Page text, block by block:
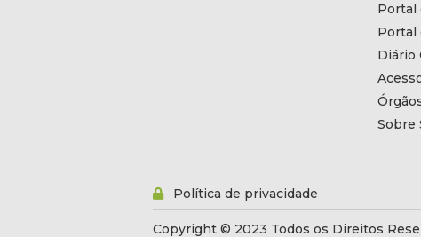
Portal
Portal
Diário
Sobre
Política de privacidade
Copyright © 2023 Todos os Direitos